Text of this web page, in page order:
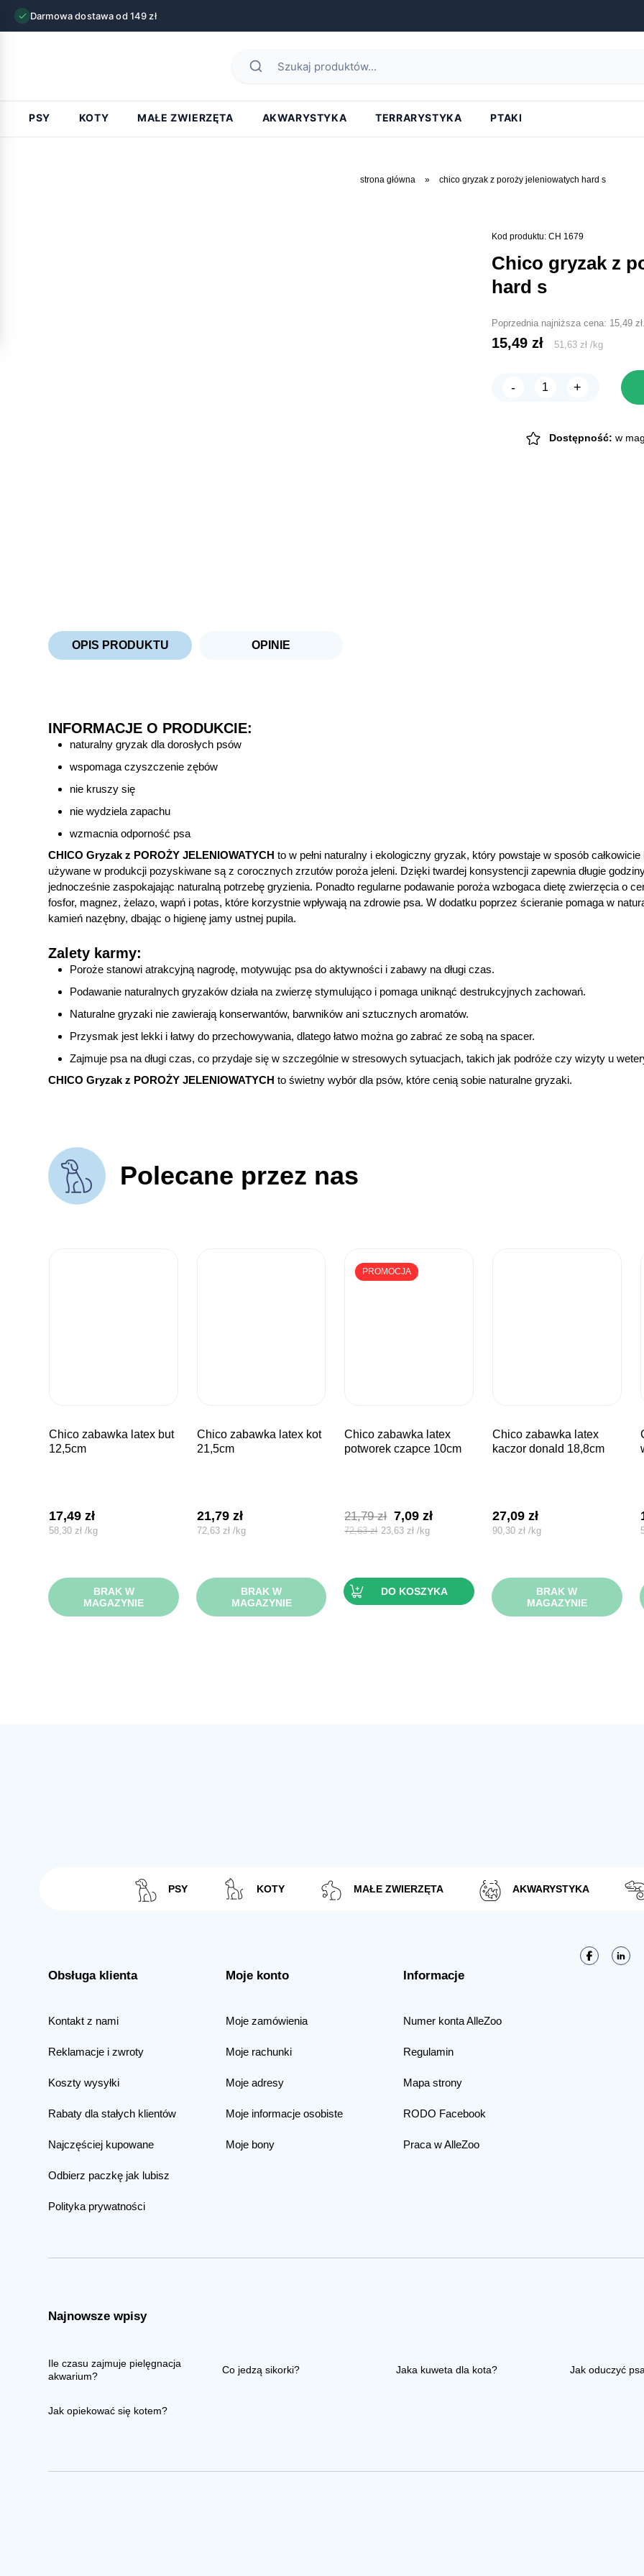
Darmowa dostawa od 149 zł
PSY KOTY MAŁE ZWIERZĘTA AKWARYSTYKA TERRARYSTYKA PTAKI
strona główna » chico gryzak z poroży jeleniowatych hard s
Kod produktu: CH 1679
chico gryzak z poroży jeleniowatych
hard s
Poprzednia najniższa cena: 15,49 zł.
15,49 zł 51,63 zł /kg
-
ilość
POROŻY
JELENIOWATYCH
+
Dostępność: w
OPIS PRODUKTU OPINIE
INFORMACJE O PRODUKCIE:
naturalny gryzak dla dorosłych psów
wspomaga czyszczenie zębów
nie kruszy się
nie wydziela zapachu
wzmacnia odporność psa
CHICO Gryzak z POROŻY JELENIOWATYCH to w pełni naturalny i ekologiczny gryzak, który powstaje w sposób
używane w produkcji pozyskiwane są z corocznych zrzutów poroża jeleni. Dzięki twardej konsystencji zapewnia długie
jednocześnie zaspokajając naturalną potrzebę gryzienia. Ponadto regularne podawanie poroża wzbogaca dietę zwierzęcia o
fosfor, magnez, żelazo, wapń i potas, które korzystnie wpływają na zdrowie psa. W dodatku poprzez ścieranie pomaga w
kamień nazębny, dbając o higienę jamy ustnej pupila.
Zalety karmy:
Poroże stanowi atrakcyjną nagrodę, motywując psa do aktywności i zabawy na długi czas.
Podawanie naturalnych gryzaków działa na zwierzę stymulująco i pomaga uniknąć destrukcyjnych zachowań.
Naturalne gryzaki nie zawierają konserwantów, barwników ani sztucznych aromatów.
Przysmak jest lekki i łatwy do przechowywania, dlatego łatwo można go zabrać ze sobą na spacer.
Zajmuje psa na długi czas, co przydaje się w szczególnie w stresowych sytuacjach, takich jak podróże czy wizyty u
CHICO Gryzak z POROŻY JELENIOWATYCH to świetny wybór dla psów, które cenią sobie naturalne gryzaki.
Polecane przez nas
chico zabawka latex but
12,5cm
17,49zł
58,30zł /kg
BRAK W
MAGAZYNIE
chico zabawka latex kot
21,5cm
21,79 zł
72,63 zł /kg
BRAK W
MAGAZYNIE
PROMOCJA
chico zabawka latex
potworek czapce 10cm
21,79zł Pierwotna
cena
7,09złAktualna
72,63zł 23,63zł /kg
DO KOSZYKA
chico zabawka latex
kaczor donald 18,8cm
27,09 zł
90,30 zł /kg
BRAK W
MAGAZYNIE
chico
PSY KOTY MAŁE ZWIERZĘTA AKWARYSTYKA
Obsługa klienta
Kontakt z nami
Reklamacje i zwroty
Koszty wysyłki
Rabaty dla stałych klientów
Najczęściej kupowane
Odbierz paczkę jak lubisz
Polityka prywatności
Moje konto
Moje zamówienia
Moje rachunki
Moje adresy
Moje informacje osobiste
Moje bony
Informacje
Numer konta AlleZoo
Regulamin
Mapa strony
RODO Facebook
Praca w AlleZoo
Najnowsze wpisy
Ile czasu zajmuje pielęgnacja
akwarium?
Co jedzą sikorki? Jaka kuweta dla kota? Jak oduczyć
Jak opiekować się kotem?